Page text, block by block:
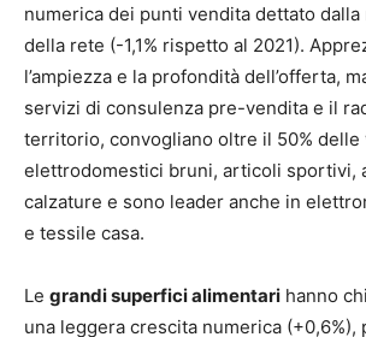
numerica dei punti vendita dettato
della rete (-1,1% rispetto al 2021).
l’ampiezza e la profondità dell’offerta,
servizi di consulenza pre-vendita e il
territorio, convogliano oltre il 50% delle
elettrodomestici bruni, articoli sportivi,
calzature e sono leader anche in
e tessile casa.
Le grandi superfici alimentari hanno
una leggera crescita numerica (+0,6%),